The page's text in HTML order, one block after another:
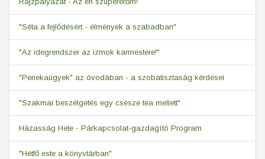
"Séta a fejlődésért - élmények a szabadban"
"Az idegrendszer az izmok karmestere!"
"Penekaügyek" az óvodában - a szobatisztaság kérdései
"Szakmai beszélgetés egy csésze tea mellett"
Házasság Hete - Párkapcsolat-gazdagító Program
"Hétfő este a könyvtárban"